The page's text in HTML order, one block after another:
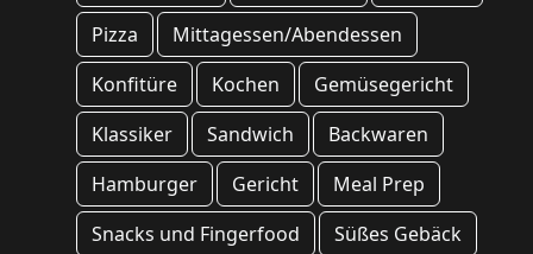
Pizza
Mittagessen/Abendessen
Konfitüre
Kochen
Gemüsegericht
Klassiker
Sandwich
Backwaren
Hamburger
Gericht
Meal Prep
Snacks und Fingerfood
Süßes Gebäck